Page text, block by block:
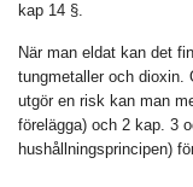
kap 14 §.
När man eldat kan det
tungmetaller och dioxin.
utgör en risk kan man
förelägga) och 2 kap. 3
hushållningsprincipen)